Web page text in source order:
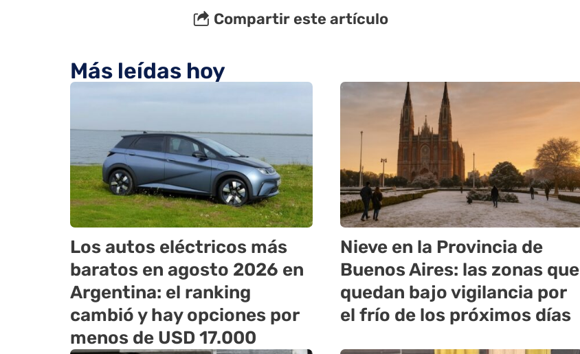
Compartir este artículo
Más leídas hoy
Los autos eléctricos más
baratos en agosto 2026 en
Argentina: el ranking
cambió y hay opciones por
menos de USD 17.000
Nieve en la Provincia de
Buenos Aires: las zonas que
quedan bajo vigilancia por
el frío de los próximos días